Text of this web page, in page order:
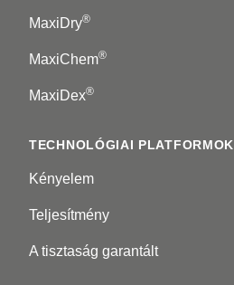
MaxiDry®
MaxiChem®
MaxiDex®
TECHNOLÓGIAI PLATFORMOK
Kényelem
Teljesítmény
A tisztaság garantált